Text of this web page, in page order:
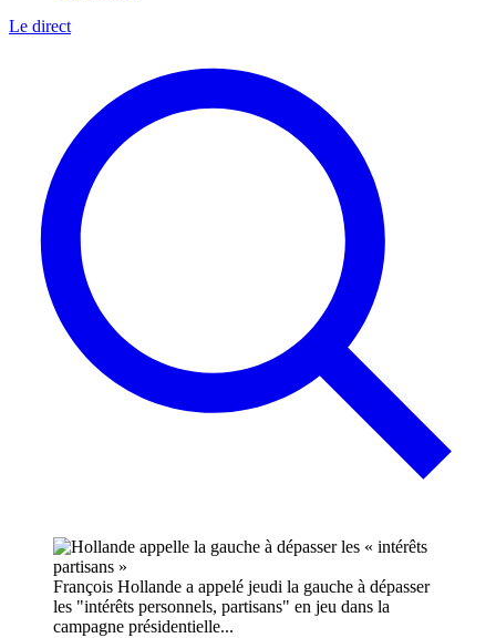
Le direct
François Hollande a appelé jeudi la gauche à dépasser
les "intérêts personnels, partisans" en jeu dans la
campagne présidentielle...